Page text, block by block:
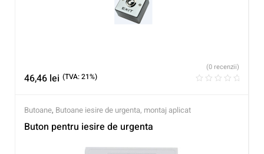
46,46 lei (TVA: 21%)
(0 recenzii)
Butoane, Butoane iesire de urgenta, montaj aplicat
Buton pentru iesire de urgenta